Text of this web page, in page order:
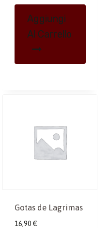
Aggiungi
Al Carrello
Gotas de Lagrimas
16,90 €